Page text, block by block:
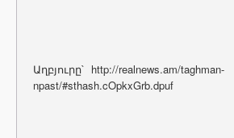
Աղբյուրը` http://realnews.am/taghman-
npast/#sthash.cOpkxGrb.dpuf